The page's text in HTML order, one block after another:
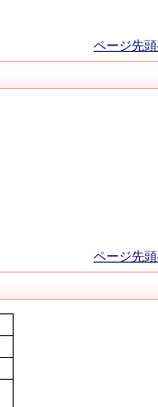
ページ先
ページ先